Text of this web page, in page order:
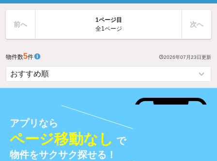
前へ
1ページ目
全1ページ
次へ
物件数5件 2026年07月23日更新
アプリなら
ページ移動なし で
物件をサクサク探せる！